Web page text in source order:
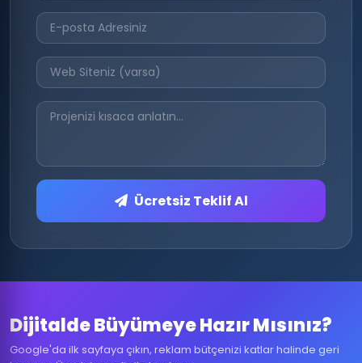
Ücretsiz Teklif Al
Dijitalde Büyümeye Hazır Mısınız?
Google'da ilk sayfaya çıkın, reklam bütçenizi katlar halinde geri